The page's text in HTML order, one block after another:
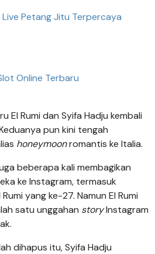
Petang Jitu Terpercaya
Online Terbaru
El Rumi dan Syifa Hadju kembali
pun kini tengah
honeymoonromantis ke Italia.
beberapa kali membagikan
ke Instagram, termasuk
yang ke-27. Namun El Rumi
satu unggahan storyInstagram
dihapus itu, Syifa Hadju